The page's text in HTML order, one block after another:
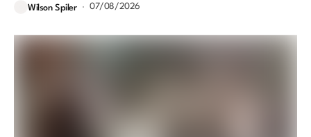
Wilson Spiler 07/08/2026